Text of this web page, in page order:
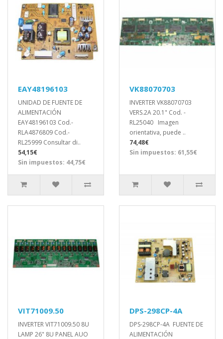
EAY48196103
UNIDAD DE FUENTE DE
ALIMENTACIÓN
EAY48196103 Cod.-
RLA4876809 Cod.-
RL25999 Consultar di..
54,15€
Sin impuestos: 44,75€
VK88070703
INVERTER VK88070703
VERS.2A 20.1" Cod. -
RL25040 Imagen
orientativa, puede ..
74,48€
Sin impuestos: 61,55€
VIT71009.50
INVERTER VIT71009.50 8U
LAMP 26" 8U PANEL AUO
DPS-298CP-4A
DPS-298CP-4A FUENTE DE
ALIMENTACIÓN